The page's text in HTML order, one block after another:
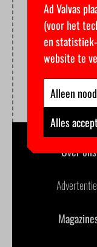
Over ons
Ad Valvas
(voor het
en
website te
Alleen
Alles